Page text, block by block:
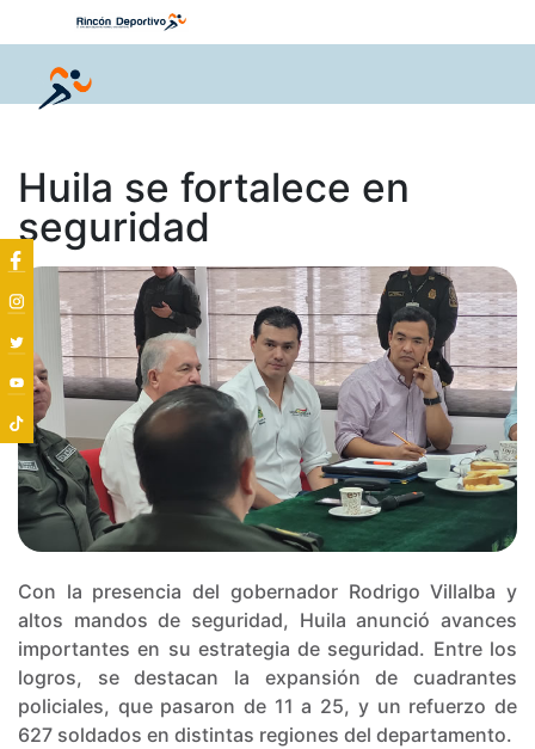
Huila se fortalece en
seguridad
Con la presencia del gobernador Rodrigo Villalba y
altos mandos de seguridad, Huila anunció avances
importantes en su estrategia de seguridad. Entre los
logros, se destacan la expansión de cuadrantes
policiales, que pasaron de 11 a 25, y un refuerzo de
627 soldados en distintas regiones del departamento.